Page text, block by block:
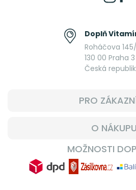
Doplň
Roháčova
130 00 Praha
Česká
PRO
O NÁKUPU
MOŽNOSTI